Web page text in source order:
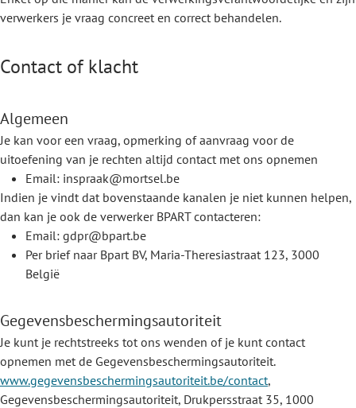
verwerkers je vraag concreet en correct behandelen.
Contact of klacht
Algemeen
Je kan voor een vraag, opmerking of aanvraag voor de
uitoefening van je rechten altijd contact met ons opnemen
Email: inspraak@mortsel.be
Indien je vindt dat bovenstaande kanalen je niet kunnen helpen,
dan kan je ook de verwerker BPART contacteren:
Email: gdpr@bpart.be
Per brief naar Bpart BV, Maria-Theresiastraat 123, 3000
België
Gegevensbeschermingsautoriteit
Je kunt je rechtstreeks tot ons wenden of je kunt contact
opnemen met de Gegevensbeschermingsautoriteit.
www.gegevensbeschermingsautoriteit.be/contact,
Gegevensbeschermingsautoriteit, Drukpersstraat 35, 1000